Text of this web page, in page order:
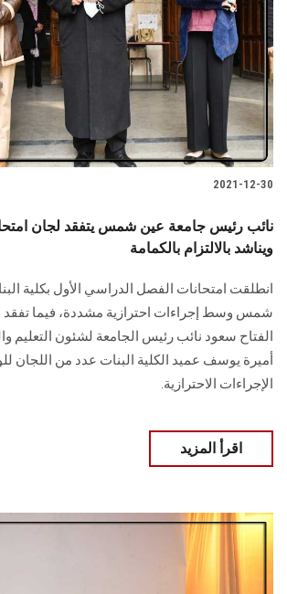
2021-12-30
نائب رئيس جامعة عين شمس يتفقد لجان
ويناشد بالالتزام بالكمامة
انطلقت امتحانات الفصل الدراسي الأول بكلية
شمس وسط إجراءات احترازية مشددة، فيما تفقد
الفتاح سعود نائب رئيس الجامعة لشئون التعليم
أميرة يوسف عميد الكلية البنات عدد من اللجان
الإجراءات الاحترازية.
اقرأ المزيد